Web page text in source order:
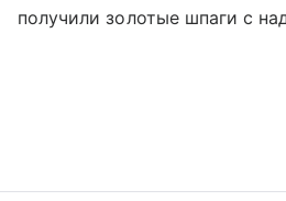
получили золотые шпаги с